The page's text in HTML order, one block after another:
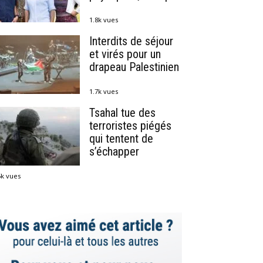
1.8k vues
Interdits de séjour
et virés pour un
drapeau Palestinien
1.7k vues
Tsahal tue des
terroristes piégés
qui tentent de
s’échapper
vues